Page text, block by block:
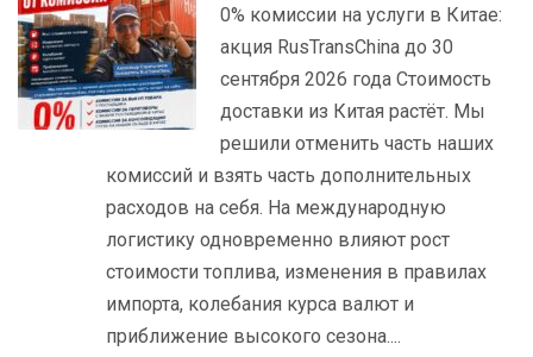
0% комиссии на услуги в Китае:
акция RusTransChina до 30
сентября 2026 года Стоимость
доставки из Китая растёт. Мы
решили отменить часть наших
комиссий и взять часть дополнительных
расходов на себя. На международную
логистику одновременно влияют рост
стоимости топлива, изменения в правилах
импорта, колебания курса валют и
приближение высокого сезона....